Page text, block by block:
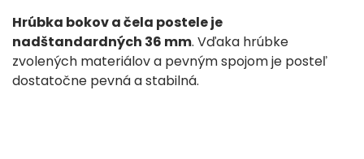
Hrúbka bokov a čela postele je
nadštandardných 36 mm. Vďaka hrúbke
zvolených materiálov a pevným spojom je posteľ
dostatočne pevná a stabilná.